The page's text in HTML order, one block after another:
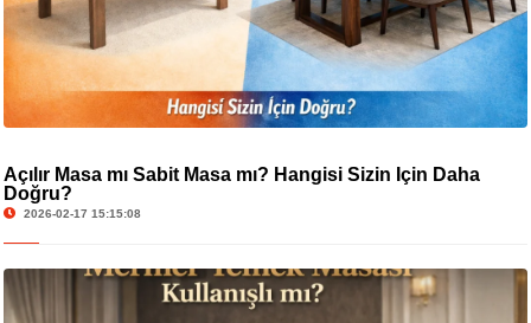
Açılır Masa mı Sabit Masa mı? Hangisi Sizin İçin Daha
Doğru?
2026-02-17 15:15:08